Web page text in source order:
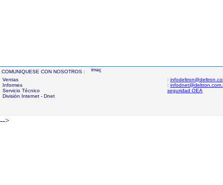
COMUNIQUESE CON NOSOTROS :
Ventas
Informes
Servicio Técnico
División Internet - Dnet
:
:
seguridad OEA
-->